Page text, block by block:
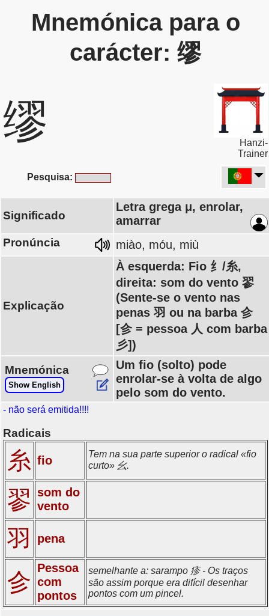
Mnemónica para o
carácter: 缪
缪
Hanzi-
Trainer
Pesquisa:
Significado
Letra grega μ, enrolar,
amarrar
Pronúncia miào, móu, miù
Explicação
À esquerda: Fio 纟/糸,
direita: som do vento 翏
(Sente-se o vento nas
penas 羽 ou na barba 㐱
[㐱 = pessoa 人 com barba
彡])
Mnemónica
Show English
Um fio (solto) pode
enrolar-se à volta de algo
pelo som do vento.
- não será emitida!!!!
Radicais
糸 fio
Tem na sua parte superior o radical «fio
curto» 幺.
翏 som do
vento
羽 pena
㐱
Pessoa
com
pontos
semelhante a: sarampo 疹 - Os traços
são assim porque era difícil desenhar
pontos com um pincel.